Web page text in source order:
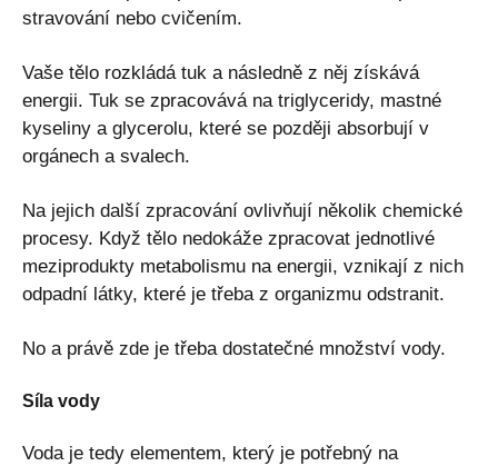
stravování nebo cvičením.
Vaše tělo rozkládá tuk a následně z něj získává
energii. Tuk se zpracovává na triglyceridy, mastné
kyseliny a glycerolu, které se později absorbují v
orgánech a svalech.
Na jejich další zpracování ovlivňují několik chemické
procesy. Když tělo nedokáže zpracovat jednotlivé
meziprodukty metabolismu na energii, vznikají z nich
odpadní látky, které je třeba z organizmu odstranit.
No a právě zde je třeba dostatečné množství vody.
Síla vody
Voda je tedy elementem, který je potřebný na